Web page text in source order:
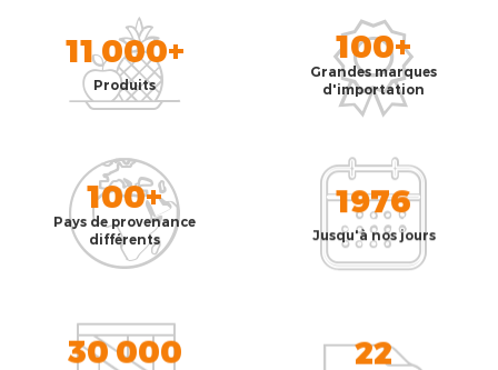
11 000+
Produits
100+
Grandes marques
d'importation
100+
Pays de provenance
différents
1976
Jusqu'à nos jours
30 000 22